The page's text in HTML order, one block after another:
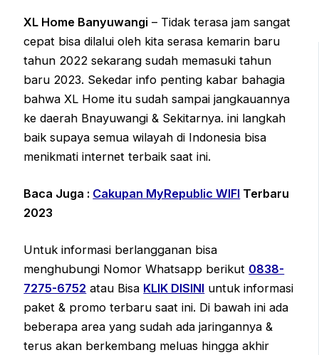
XL Home Banyuwangi – Tidak terasa jam sangat
cepat bisa dilalui oleh kita serasa kemarin baru
tahun 2022 sekarang sudah memasuki tahun
baru 2023. Sekedar info penting kabar bahagia
bahwa XL Home itu sudah sampai jangkauannya
ke daerah Bnayuwangi & Sekitarnya. ini langkah
baik supaya semua wilayah di Indonesia bisa
menikmati internet terbaik saat ini.
Baca Juga : Cakupan MyRepublic WIFI Terbaru
2023
Untuk informasi berlangganan bisa
menghubungi Nomor Whatsapp berikut 0838-
7275-6752 atau Bisa KLIK DISINI untuk informasi
paket & promo terbaru saat ini. Di bawah ini ada
beberapa area yang sudah ada jaringannya &
terus akan berkembang meluas hingga akhir